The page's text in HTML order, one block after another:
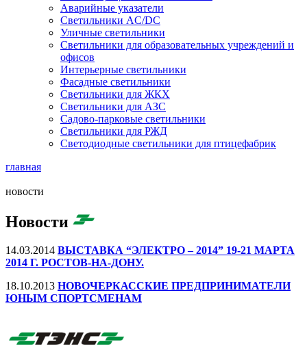
Аварийные указатели
Светильники AC/DC
Уличные светильники
Светильники для образовательных учреждений и
офисов
Интерьерные светильники
Фасадные светильники
Светильники для ЖКХ
Светильники для АЗС
Садово-парковые светильники
Светильники для РЖД
Светодиодные светильники для птицефабрик
главная
новости
Новости
14.03.2014 ВЫСТАВКА “ЭЛЕКТРО – 2014” 19-21 МАРТА
2014 Г. РОСТОВ-НА-ДОНУ.
18.10.2013 НОВОЧЕРКАССКИЕ ПРЕДПРИНИМАТЕЛИ
ЮНЫМ СПОРТСМЕНАМ